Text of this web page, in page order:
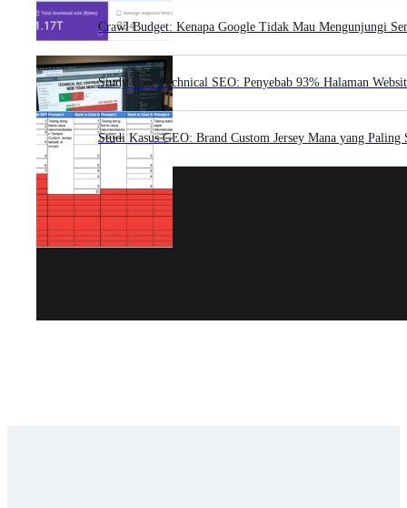
Crawl Budget: Kenapa Google Tidak Mau Mengunjungi
Study Case Technical SEO: Penyebab 93% Halaman
Studi Kasus GEO: Brand Custom Jersey Mana yang